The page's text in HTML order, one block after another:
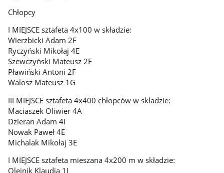
Chłopcy
I MIEJSCE sztafeta 4x100 w składzie:
Wierzbicki Adam 2F
Ryczyński Mikołaj 4E
Szewczyński Mateusz 2F
Pławiński Antoni 2F
Walosz Mateusz 1G
III MIEJSCE sztafeta 4x400 chłopców w składzie:
Maciaszek Oliwier 4A
Dzieran Adam 4I
Nowak Paweł 4E
Michalak Mikołaj 3E
I MIEJSCE sztafeta mieszana 4x200 m w składzie:
Olejnik Klaudia 1I